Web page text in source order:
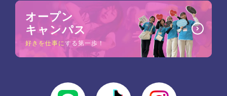
オープン
キャンパス
好きを仕事にする第一歩！